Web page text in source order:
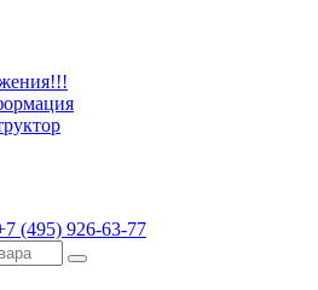
(495) 926-63-77